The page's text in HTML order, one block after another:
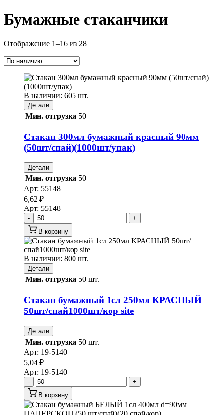
Бумажные стаканчики
Отображение 1–16 из 28
В наличии: 605 шт.
Детали
Мин. отгрузка 50
Стакан 300мл бумажный красный 90мм
(50шт/спай)(1000шт/упак)
Детали
Мин. отгрузка 50
Арт: 55148
6,62 ₽
Арт: 55148
-
+
В корзину
В наличии: 800 шт.
Детали
Мин. отгрузка 50 шт.
Стакан бумажный 1сл 250мл КРАСНЫЙ
50шт/спай1000шт/кор site
Детали
Мин. отгрузка 50 шт.
Арт: 19-5140
5,04 ₽
Арт: 19-5140
-
+
В корзину